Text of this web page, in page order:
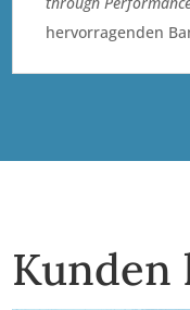
hervorragenden
Kunden